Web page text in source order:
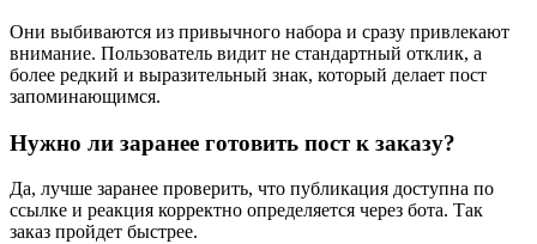
Они выбиваются из привычного набора и сразу привлекают
внимание. Пользователь видит не стандартный отклик, а
более редкий и выразительный знак, который делает пост
запоминающимся.
Нужно ли заранее готовить пост к заказу?
Да, лучше заранее проверить, что публикация доступна по
ссылке и реакция корректно определяется через бота. Так
заказ пройдет быстрее.